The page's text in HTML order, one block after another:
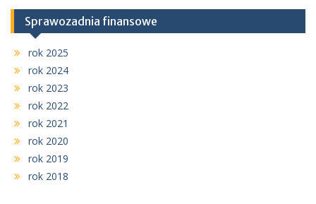
Sprawozadnia finansowe
rok 2025
rok 2024
rok 2023
rok 2022
rok 2021
rok 2020
rok 2019
rok 2018